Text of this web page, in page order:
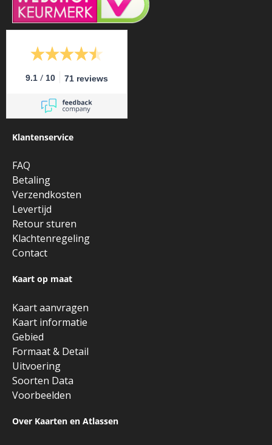
9.1 / 10 71 reviews
Klantenservice
FAQ
Betaling
Verzendkosten
Levertijd
Retour sturen
Klachtenregeling
Contact
Kaart op maat
Kaart aanvragen
Kaart informatie
Gebied
Formaat & Detail
Uitvoering
Soorten Data
Voorbeelden
Over Kaarten en Atlassen